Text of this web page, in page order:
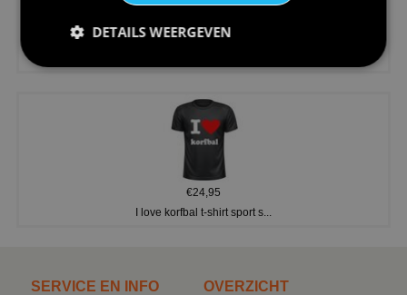
€24,95
€24,95
I love korfbal t-shirt sport s...
SERVICE EN INFO OVERZICHT
DETAILS WEERGEVEN